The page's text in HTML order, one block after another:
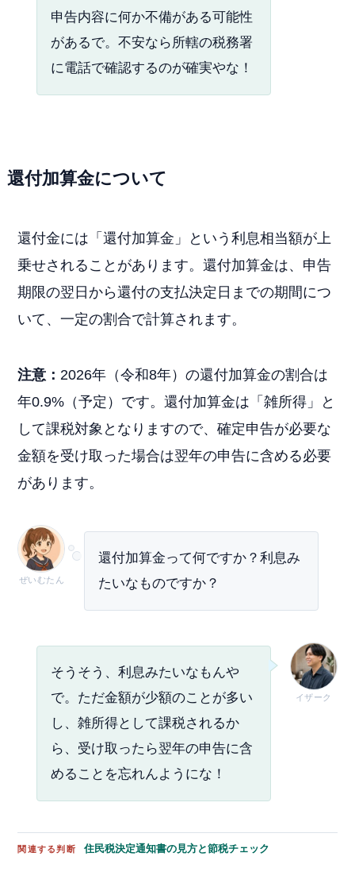
申告内容に何か不備がある可能性
があるで。不安なら所轄の税務署
に電話で確認するのが確実やな！
還付加算金について
還付金には「還付加算金」という利息相当額が上
乗せされることがあります。還付加算金は、申告
期限の翌日から還付の支払決定日までの期間につ
いて、一定の割合で計算されます。
注意： 2026年（令和8年）の還付加算金の割合は
年0.9%（予定）です。還付加算金は「雑所得」と
して課税対象となりますので、確定申告が必要な
金額を受け取った場合は翌年の申告に含める必要
があります。
ぜいむたん
還付加算金って何ですか？利息み
たいなものですか？
イザーク
そうそう、利息みたいなもんや
で。ただ金額が少額のことが多い
し、雑所得として課税されるか
ら、受け取ったら翌年の申告に含
めることを忘れんようにな！
関連する判断 住民税決定通知書の見方と節税チェック